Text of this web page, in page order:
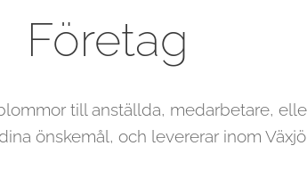
Företag
till anställda, medarbetare,
önskemål, och levererar inom